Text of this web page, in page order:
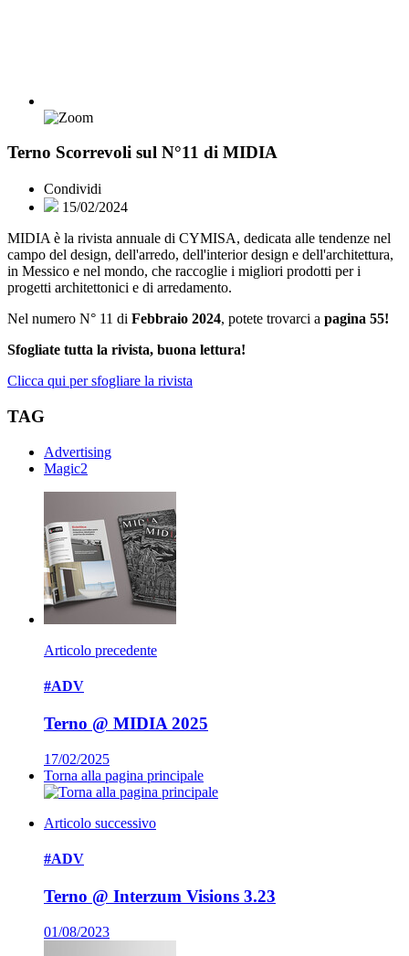
Terno Scorrevoli sul N°11 di MIDIA
Condividi
15/02/2024
MIDIA è la rivista annuale di CYMISA, dedicata alle tendenze nel
campo del design, dell'arredo, dell'interior design e dell'architettura,
in Messico e nel mondo, che raccoglie i migliori prodotti per i
progetti architettonici e di arredamento.
Nel numero N° 11 di Febbraio 2024, potete trovarci a pagina 55!
Sfogliate tutta la rivista, buona lettura!
Clicca qui per sfogliare la rivista
TAG
Advertising
Magic2
Articolo precedente
#ADV
Terno @ MIDIA 2025
17/02/2025
Torna alla pagina principale
Articolo successivo
#ADV
Terno @ Interzum Visions 3.23
01/08/2023